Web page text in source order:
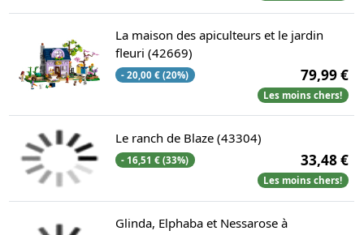
La maison des apiculteurs et le jardin
fleuri (42669)
- 20,00 € (20%) 79,99 €
Les moins chers!
Le ranch de Blaze (43304)
- 16,51 € (33%) 33,48 €
Les moins chers!
Glinda, Elphaba et Nessarose à